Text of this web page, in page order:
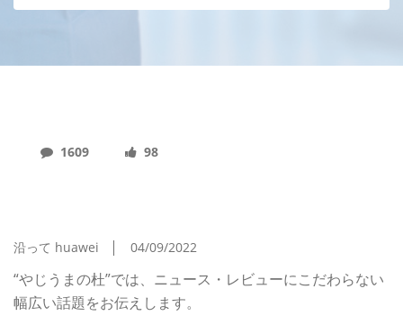
1609 98
沿って huawei 04/09/2022
“やじうまの杜”では、ニュース・レビューにこだわらない
幅広い話題をお伝えします。